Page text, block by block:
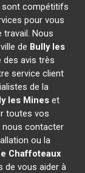
sont compétitifs
pour vous
Nous
de Bully les
des avis très
service client
de la
les Mines et
toutes vos
nous contacter
ou la
Chaffoteaux
de vous aider à